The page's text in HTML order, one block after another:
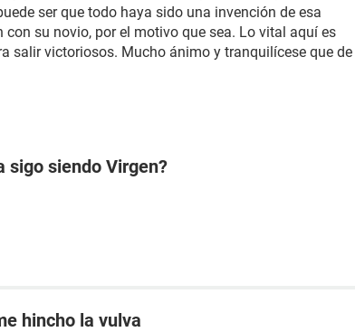
ser que todo haya sido una invención de esa
su novio, por el motivo que sea. Lo vital aquí es
salir victoriosos. Mucho ánimo y tranquilícese que de
sigo siendo Virgen?
hincho la vulva